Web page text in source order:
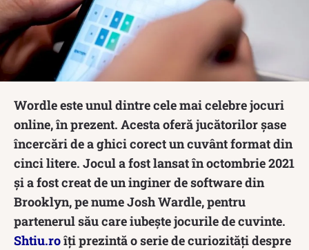
Wordle este unul dintre cele mai celebre jocuri
online, în prezent. Acesta oferă jucătorilor șase
încercări de a ghici corect un cuvânt format din
cinci litere. Jocul a fost lansat în octombrie 2021
și a fost creat de un inginer de software din
Brooklyn, pe nume Josh Wardle, pentru
partenerul său care iubește jocurile de cuvinte.
Shtiu.roîți prezintă o serie de curiozități despre